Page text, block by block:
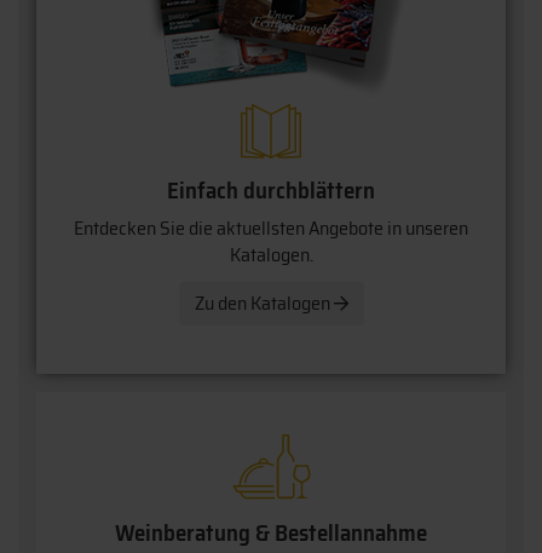
Einfach durchblättern
Entdecken Sie die aktuellsten Angebote in unseren
Katalogen.
Zu den Katalogen
Weinberatung & Bestellannahme